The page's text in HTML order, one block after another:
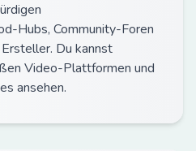
Hubs, Community-Foren
Du kannst
Video-Plattformen und
ansehen.